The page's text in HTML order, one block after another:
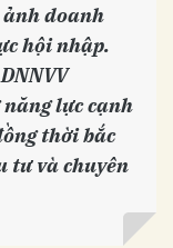
doanh
hội nhập.
năng lực cạnh
thời bắc
tư và chuyên